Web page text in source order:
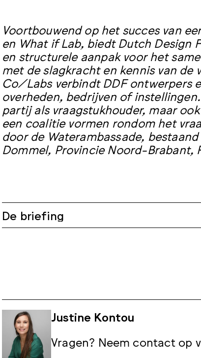
Voortbouwend op het succes van
en What if Lab, biedt Dutch Design
en structurele aanpak voor het
met de slagkracht en kennis van de
Co/Labs verbindt DDF ontwerpers
overheden, bedrijven of
partij als vraagstukhouder, maar
een coalitie vormen rondom het
door de Waterambassade,
Dommel, Provincie Noord-Brabant,
De briefing
Justine Kontou
Vragen? Neem contact op